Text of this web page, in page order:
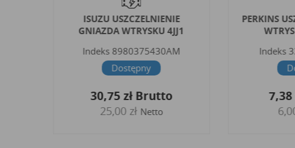
ISUZU USZCZELNIENIE
GNIAZDA WTRYSKU 4JJ1
Indeks 8980375430AM
Dostępny
30,75 złBrutto
25,00 zł Netto
PERKINS
Indeks
7,38